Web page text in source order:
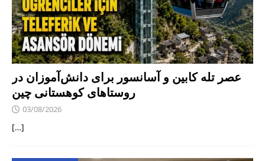
عصر تله کابین و آسانسور برای دانش‌آموزان در
روستاهای کوهستانی چین
03/08/2026
[…]